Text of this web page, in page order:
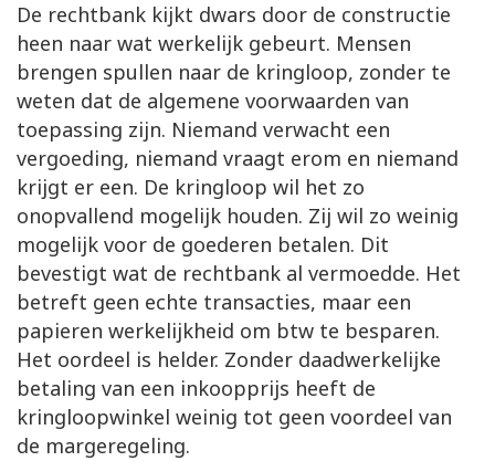
De rechtbank kijkt dwars door de constructie
heen naar wat werkelijk gebeurt. Mensen
brengen spullen naar de kringloop, zonder te
weten dat de algemene voorwaarden van
toepassing zijn. Niemand verwacht een
vergoeding, niemand vraagt erom en niemand
krijgt er een. De kringloop wil het zo
onopvallend mogelijk houden. Zij wil zo weinig
mogelijk voor de goederen betalen. Dit
bevestigt wat de rechtbank al vermoedde. Het
betreft geen echte transacties, maar een
papieren werkelijkheid om btw te besparen.
Het oordeel is helder. Zonder daadwerkelijke
betaling van een inkoopprijs heeft de
kringloopwinkel weinig tot geen voordeel van
de margeregeling.